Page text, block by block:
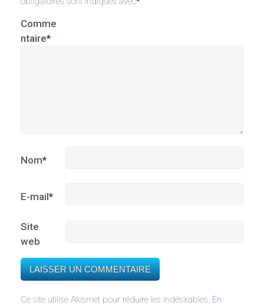
Comme
ntaire*
Nom*
E-mail*
Site
web
Ce site utilise Akismet pour réduire les indésirables. En